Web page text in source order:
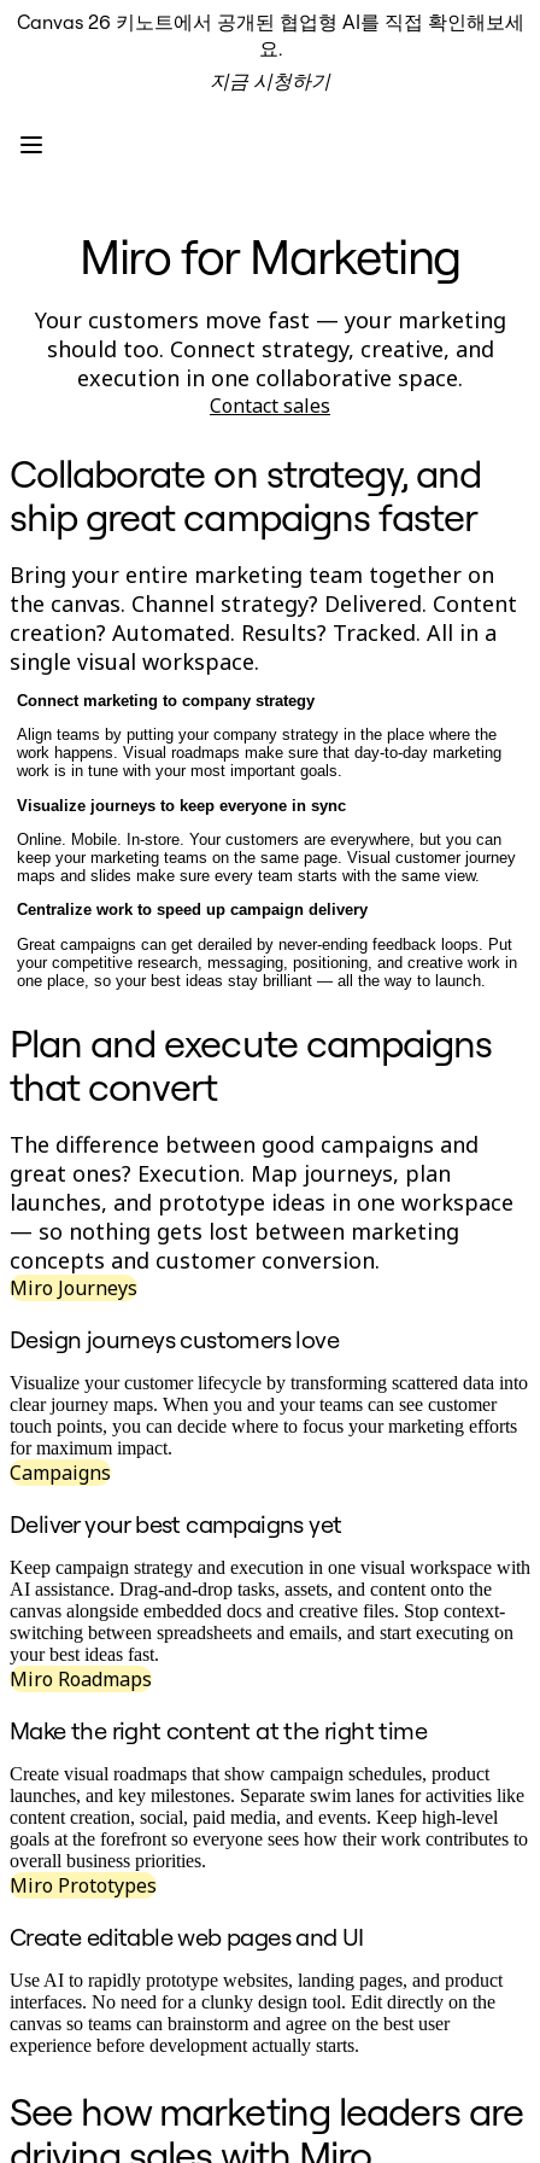
프로덕트
인텔리전트 캔버스
AI Workflows
커넥터
AI 플레이북 살펴보기
프로젝트 플랜
통합
개발자 플랫폼
앱 다운로드
포맷
화이트보드
칸반
타임라인
TalkTrack
테이블
슬라이드
사용 사례
추천
AI 플레이북 살펴보기
Miroverse 살펴보기
일반
다이어그램 작성
워크숍
브레인스토밍
마인드맵
컨셉맵
플로차트
로드맵 작성
프로세스 매핑
기술 설계 및 문서화
고객 여정 매핑
리서치 종합 분석
Design Workshops
Planning & Delivery
목표 계획
조직 설계
솔루션
Enterprise
소규모 비즈니스
스타트업
산업별
디지털
전문가 서비스
금융 서비스
제약 및 생명과학
팀별
제품 관리
디자인 및 UX
엔지니어링
마케팅
전략적 이니셔티브별
제품 운영 시스템
AI 트랜스포메이션
업무 방식 전환
디지털 직원 경험
클라우드 및 소프트웨어 혁신
학습
고객 스토리
아카데미
커뮤니티 및 지원
도움말 센터
Canvas 26 키노트에서 공개된 협업형 AI를 직접 확인해보세
요.
지금 시청하기
Miro for Marketing
Your customers move fast — your marketing
should too. Connect strategy, creative, and
execution in one collaborative space.
Contact sales
Collaborate on strategy, and
ship great campaigns faster
Bring your entire marketing team together on
the canvas. Channel strategy? Delivered. Content
creation? Automated. Results? Tracked. All in a
single visual workspace.
Connect marketing to company strategy
Align teams by putting your company strategy in the place where the
work happens. Visual roadmaps make sure that day-to-day marketing
work is in tune with your most important goals.
Visualize journeys to keep everyone in sync
Online. Mobile. In-store. Your customers are everywhere, but you can
keep your marketing teams on the same page. Visual customer journey
maps and slides make sure every team starts with the same view.
Centralize work to speed up campaign delivery
Great campaigns can get derailed by never-ending feedback loops. Put
your competitive research, messaging, positioning, and creative work in
one place, so your best ideas stay brilliant — all the way to launch.
Plan and execute campaigns
that convert
The difference between good campaigns and
great ones? Execution. Map journeys, plan
launches, and prototype ideas in one workspace
— so nothing gets lost between marketing
concepts and customer conversion.
Miro Journeys
Design journeys customers love
Visualize your customer lifecycle by transforming scattered data into
clear journey maps. When you and your teams can see customer
touch points, you can decide where to focus your marketing efforts
for maximum impact.
Campaigns
Deliver your best campaigns yet
Keep campaign strategy and execution in one visual workspace with
AI assistance. Drag-and-drop tasks, assets, and content onto the
canvas alongside embedded docs and creative files. Stop context-
switching between spreadsheets and emails, and start executing on
your best ideas fast.
Miro Roadmaps
Make the right content at the right time
Create visual roadmaps that show campaign schedules, product
launches, and key milestones. Separate swim lanes for activities like
content creation, social, paid media, and events. Keep high-level
goals at the forefront so everyone sees how their work contributes to
overall business priorities.
Miro Prototypes
Create editable web pages and UI
Use AI to rapidly prototype websites, landing pages, and product
interfaces. No need for a clunky design tool. Edit directly on the
canvas so teams can brainstorm and agree on the best user
experience before development actually starts.
See how marketing leaders are